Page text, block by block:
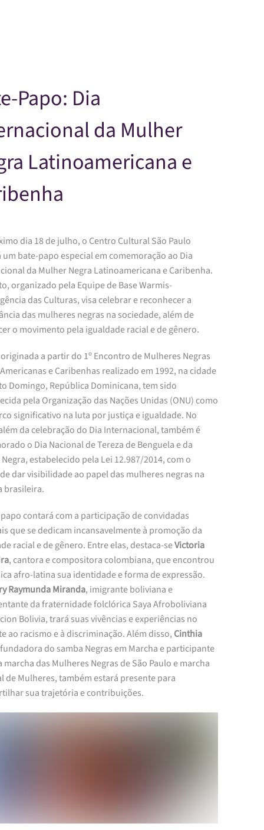
Papo: Dia
da Mulher
Latinoamericana e
dia 18 de julho, o Centro Cultural São Paulo
um bate-papo especial em comemoração ao Dia
da Mulher Negra Latinoamericana e Caribenha.
organizado pela Equipe de Base Warmis-
das Culturas, visa celebrar e reconhecer a
das mulheres negras na sociedade, além de
o movimento pela igualdade racial e de gênero.
a partir do 1º Encontro de Mulheres Negras
e Caribenhas realizado em 1992, na cidade
Domingo, República Dominicana, tem sido
pela Organização das Nações Unidas (ONU) como
significativo na luta por justiça e igualdade. No
da celebração do Dia Internacional, também é
o Dia Nacional de Tereza de Benguela e da
estabelecido pela Lei 12.987/2014, com o
dar visibilidade ao papel das mulheres negras na
brasileira.
contará com a participação de convidadas
que se dedicam incansavelmente à promoção da
racial e de gênero. Entre elas, destaca-seVictoria
, cantora e compositora colombiana, que encontrou
afro-latina sua identidade e forma de expressão.
Raymunda Miranda, imigrante boliviana e
da fraternidade folclórica Saya Afroboliviana
Bolivia, trará suas vivências e experiências no
ao racismo e à discriminação. Além disso, Cinthia
do samba Negras em Marcha e participante
marcha das Mulheres Negras de São Paulo e marcha
de Mulheres, também estará presente para
sua trajetória e contribuições.